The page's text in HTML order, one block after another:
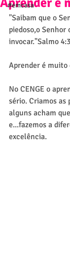
#emcasa
"Saibam que o
piedoso,o Senhor
invocar."Salmo 4:3
Aprender é muito
No CENGE o
sério. Criamos as
alguns acham
e...fazemos a
excelência.